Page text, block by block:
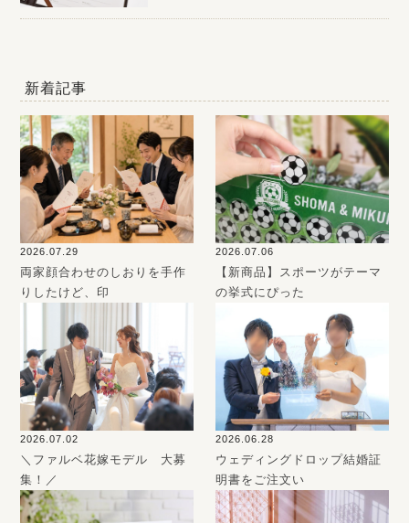
新着記事
2026.07.29
両家顔合わせのしおりを手作
りしたけど、印
2026.07.06
【新商品】スポーツがテーマ
の挙式にぴった
2026.07.02
＼ファルベ花嫁モデル 大募
集！／
2026.06.28
ウェディングドロップ結婚証
明書をご注文い